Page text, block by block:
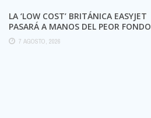
LA ‘LOW COST’ BRITÁNICA EASYJET
PASARÁ A MANOS DEL PEOR FONDO
POSIBLE:
7 AGOSTO, 2026